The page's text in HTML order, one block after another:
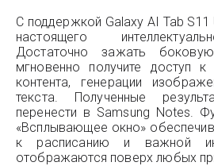
С поддержкой Galaxy AI Tab
настоящего
Достаточно зажать
мгновенно получите доступ
контента, генерации
текста. Полученные
перенести в Samsung Notes.
«Всплывающее окно»
к расписанию и важной
отображаются поверх любых